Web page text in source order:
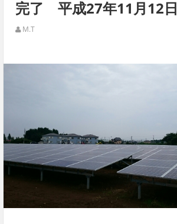
完了 平成27年11月12日
M.T